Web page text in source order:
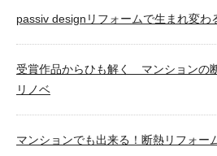
passiv designリフォームで生まれ変わ
受賞作品からひも解く マンションの
リノベ
マンションでも出来る！断熱リフォー